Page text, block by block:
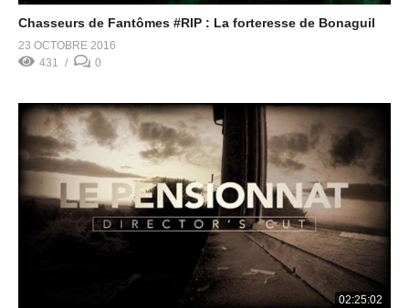
Chasseurs de Fantômes #RIP : La forteresse de Bonaguil
23 OCTOBRE 2016
431
0
02:25:02